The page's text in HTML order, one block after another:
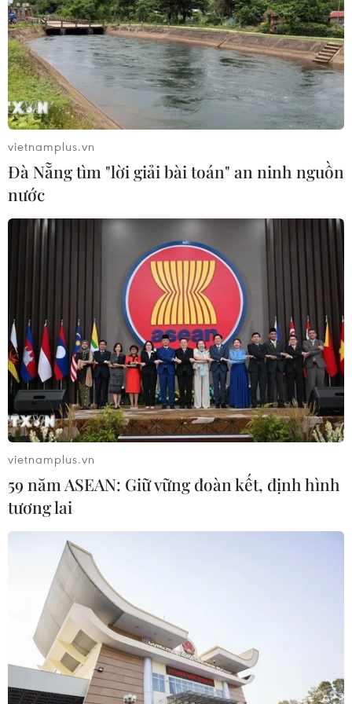
Tây Ban Nha: 100 người thiệt mạng
trong vụ vượt biển ồ ạt vào Ceuta
06/08/2026 16:03
Đức tuyên án chung thân đối tượng
gây vụ lao xe vào đám đông ở
Munich
Italy và Hy Lạp trở thành điểm nóng
của virus Tây sông Nile
06/08/2026 13:24
Bão Dolphin hướng vào miền Đông
Trung Quốc, cảnh báo mưa lớn trên
06/08/2026 08:36
CƠ QUAN CHỦ QUẢN: THÔNG TẤN XÃ VIỆT NAM
Tổng Biên tập: TRẦN TIẾN DUẨN
vietnamplus.vn
Đà Nẵng tìm "lời giải bài toán" an ninh nguồn
nước
vietnamplus.vn
59 năm ASEAN: Giữ vững đoàn kết, định hình
tương lai